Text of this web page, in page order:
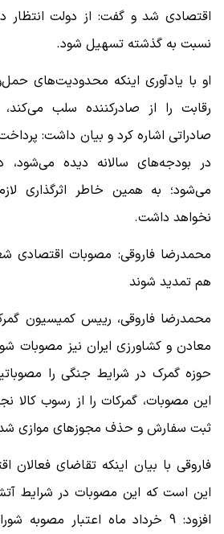
اقتصادی شد و گفت: از دولت انتظار
نسبت به گذشته تسهیل شود.
او با یادآوری اینکه محدودیت‌های
رقابت را از صادرکننده سلب
صادراتی اشاره کرد و بیان داشت:
در بودجه‌های سالانه دیده می‌شود،
می‌شود؛ به همین خاطر اثرگذاری
نخواهد داشت.
محمدرضا فاروقی: مصوبات اقتصادی
هم تمدید شوند
محمدرضا فاروقی، رییس کمیسیون گمرک
معادن و کشاورزی ایران نیز مصوبات
حوزه گمرک در شرایط جنگی را
این مصوبات، گمرکات را از رسوب
ثبت سفارش و حذف مجوزهای موازی
فاروقی با بیان اینکه تقاضای
این است که این مصوبات در شرایط
افزود: 9 خرداد ماه اعتبار